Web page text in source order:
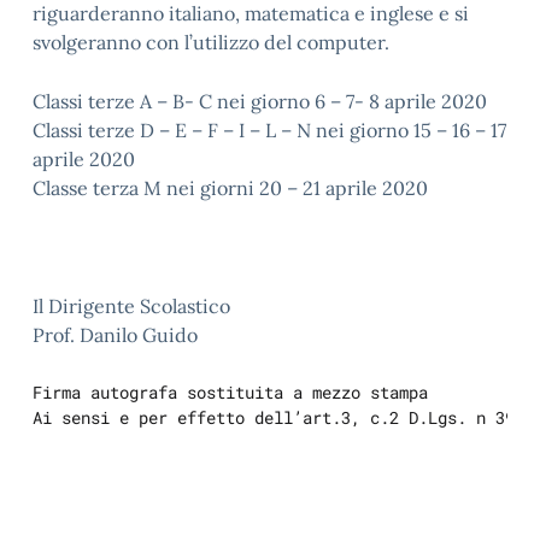
riguarderanno italiano, matematica e inglese e si
svolgeranno con l’utilizzo del computer.
Classi terze A – B- C nei giorno 6 – 7- 8 aprile 2020
Classi terze D – E – F – I – L – N nei giorno 15 – 16 – 17
aprile 2020
Classe terza M nei giorni 20 – 21 aprile 2020
Il Dirigente Scolastico
Prof. Danilo Guido
Firma autografa sostituita a mezzo stampa
Ai sensi e per effetto dell’art.3, c.2 D.Lgs. n 39/